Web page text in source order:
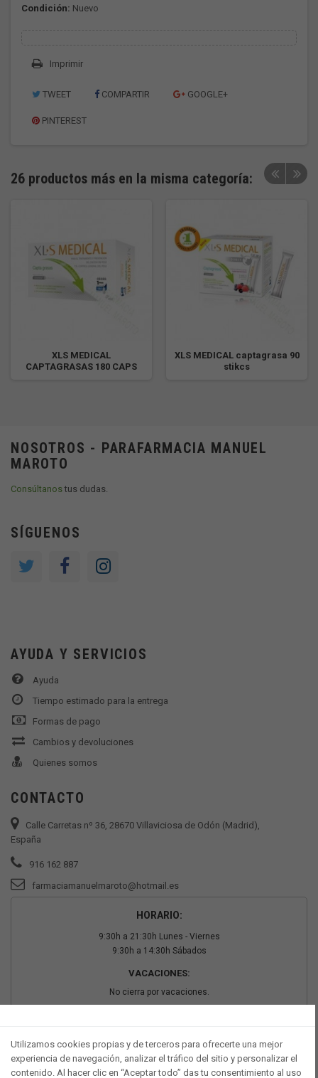
Condición: Nuevo
Imprimir
TWEET COMPARTIR GOOGLE+
PINTEREST
26 productos más en la misma categoría:
XLS MEDICAL
CAPTAGRASAS 180 CAPS
XLS MEDICAL captagrasa 90
stikcs
NOSOTROS - PARAFARMACIA MANUEL
MAROTO
Consúltanostus dudas.
SÍGUENOS
AYUDA Y SERVICIOS
Ayuda
Tiempo estimado para la entrega
Formas de pago
Cambios y devoluciones
Quienes somos
CONTACTO
Calle Carretas nº 36, 28670 Villaviciosa de Odón (Madrid),
España
916 162 887
farmaciamanuelmaroto@hotmail.es
HORARIO:
9:30h a 21:30h Lunes - Viernes
9:30h a 14:30h Sábados
VACACIONES:
No cierra por vacaciones.
Utilizamos cookies propias y de terceros para ofrecerte una mejor
experiencia de navegación, analizar el tráfico del sitio y personalizar el
contenido. Al hacer clic en “Aceptar todo” das tu consentimiento al uso